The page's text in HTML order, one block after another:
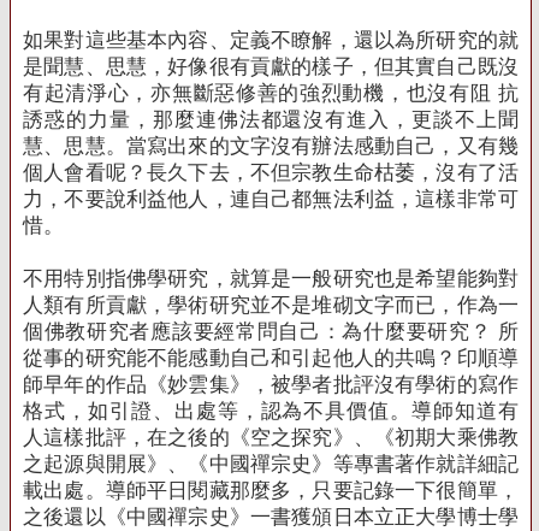
如果對這些基本內容、定義不瞭解，還以為所研究的就
是聞慧、思慧，好像很有貢獻的樣子，但其實自己既沒
有起清淨心，亦無斷惡修善的強烈動機，也沒有阻 抗
誘惑的力量，那麼連佛法都還沒有進入，更談不上聞
慧、思慧。當寫出來的文字沒有辦法感動自己，又有幾
個人會看呢？長久下去，不但宗教生命枯萎，沒有了活
力，不要說利益他人，連自己都無法利益，這樣非常可
惜。
不用特別指佛學研究，就算是一般研究也是希望能夠對
人類有所貢獻，學術研究並不是堆砌文字而已，作為一
個佛教研究者應該要經常問自己：為什麼要研究？ 所
從事的研究能不能感動自己和引起他人的共鳴？印順導
師早年的作品《妙雲集》，被學者批評沒有學術的寫作
格式，如引證、出處等，認為不具價值。導師知道有
人這樣批評，在之後的《空之探究》、《初期大乘佛教
之起源與開展》、《中國禪宗史》等專書著作就詳細記
載出處。導師平日閱藏那麼多，只要記錄一下很簡單，
之後還以《中國禪宗史》一書獲頒日本立正大學博士學